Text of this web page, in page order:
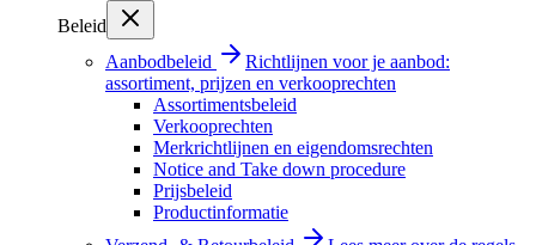
Beleid
Aanbodbeleid
Richtlijnen voor je aanbod:
assortiment, prijzen en verkooprechten
Assortimentsbeleid
Verkooprechten
Merkrichtlijnen en eigendomsrechten
Notice and Take down procedure
Prijsbeleid
Productinformatie